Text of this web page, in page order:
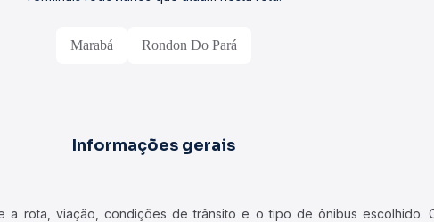
Marabá Rondon Do Pará
Informações gerais
rota, viação, condições de trânsito e o tipo de ônibus escolhido.